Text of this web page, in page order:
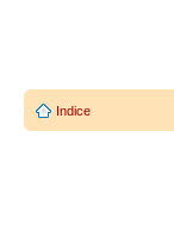
Indice